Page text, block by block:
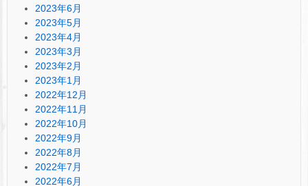
2023年6月
2023年5月
2023年4月
2023年3月
2023年2月
2023年1月
2022年12月
2022年11月
2022年10月
2022年9月
2022年8月
2022年7月
2022年6月